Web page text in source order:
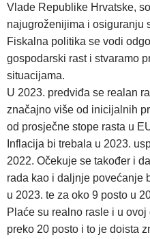
Vlade Republike Hrvatske,
najugroženijima i osiguranju
Fiskalna politika se vodi
gospodarski rast i stvaramo
situacijama.
U 2023. predviđa se realan
značajno više od inicijalnih
od prosječne stope rasta u
Inflacija bi trebala u 2023.
2022. Očekuje se također i
rada kao i daljnje povećanje
u 2023. te za oko 9 posto u
Plaće su realno rasle i u
preko 20 posto i to je doista